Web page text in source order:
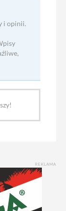
i opinii.
REKLAMA